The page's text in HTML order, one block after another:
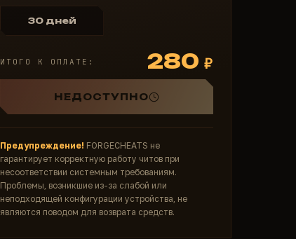
30 дней
ИТОГО К ОПЛАТЕ: 280 ₽
НЕДОСТУПНО
Предупреждение! FORGECHEATS не
гарантирует корректную работу читов при
несоответствии системным требованиям.
Проблемы, возникшие из-за слабой или
неподходящей конфигурации устройства, не
являются поводом для возврата средств.